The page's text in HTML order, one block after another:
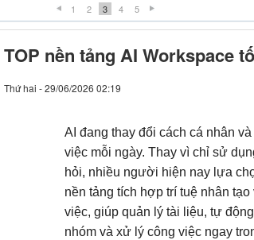
1 2 3 4 5
TOP nền tảng AI Workspace
Thứ hai - 29/06/2026 02:19
AI đang thay đổi cách cá nhân
việc mỗi ngày. Thay vì chỉ sử
hỏi, nhiều người hiện nay lựa
nền tảng tích hợp trí tuệ nhân
việc, giúp quản lý tài liệu, tự
nhóm và xử lý công việc ngay